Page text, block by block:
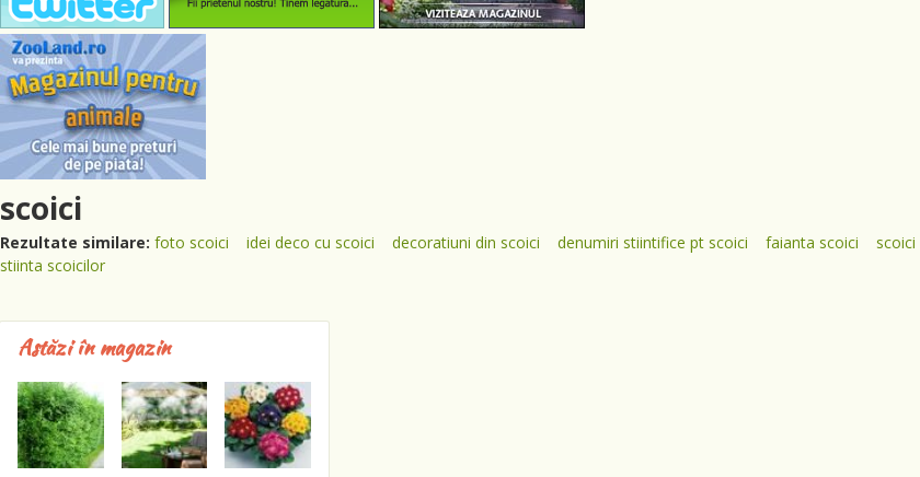
scoici
Rezultate similare: foto scoici idei deco cu scoici decoratiuni din scoici denumiri stiintifice pt scoici faianta scoici
stiinta scoicilor
Astăzi în magazin